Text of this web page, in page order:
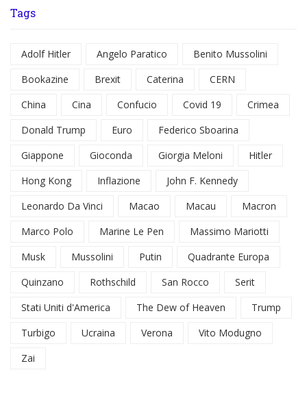
Tags
Adolf Hitler Angelo Paratico
Benito Mussolini
Bookazine
Brexit Caterina
CERN
China
Cina Confucio Covid 19
Crimea
Donald Trump
Euro
Federico Sboarina
Giappone
Gioconda Giorgia Meloni
Hitler
Hong Kong
Inflazione
John F. Kennedy
Leonardo Da Vinci
Macao Macau
Macron
Marco Polo
Marine Le Pen
Massimo Mariotti
Musk
Mussolini Putin
Quadrante Europa
Quinzano
Rothschild San Rocco
Serit
Stati Uniti d'America
The Dew of Heaven
Trump
Turbigo
Ucraina Verona
Vito Modugno
Zai